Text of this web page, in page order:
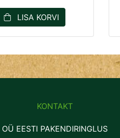
LISA KORVI
KONTAKT
OÜ EESTI PAKENDIRINGLUS